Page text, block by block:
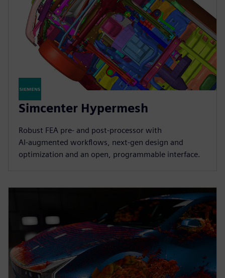
Simcenter Hypermesh
Robust FEA pre‑ and post‑processor with
AI‑augmented workflows, next‑gen design and
optimization and an open, programmable interface.